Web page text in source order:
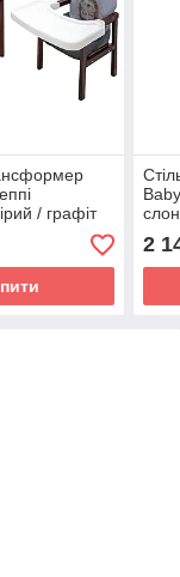
/ графіт
2